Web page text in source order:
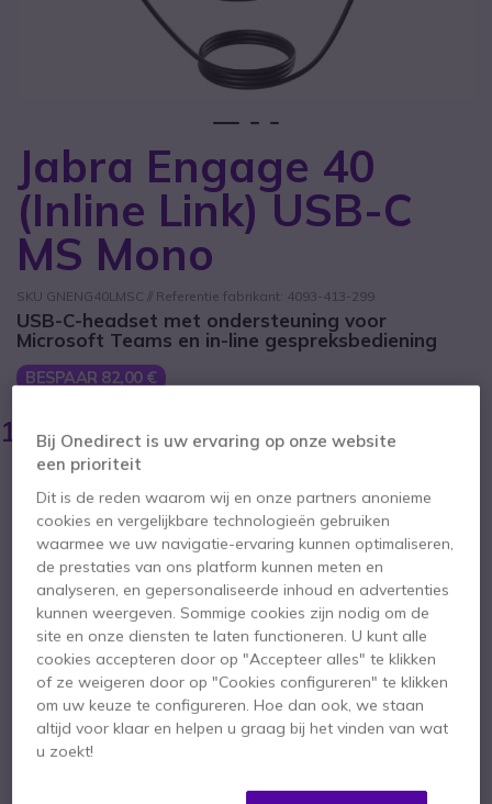
Jabra Engage 40
(Inline Link) USB-C
MS Mono
SKU GNENG40LMSC // Referentie fabrikant: 4093-413-299
USB-C-headset met ondersteuning voor
Microsoft Teams en in-line gespreksbediening
BESPAAR 82,00 €
116,95 € ex. BTW - 141,51 € incl. BTW
Aantal
IN WINKELWAGEN
OFFERTE BINNEN 4 UUR
Niet op voorraad
3 jaar Fabrieksgarantie
Ga naar het begin van de afbeeldingen-gallerij
Bij Onedirect is uw ervaring op onze website
een prioriteit
Dit is de reden waarom wij en onze partners anonieme
cookies en vergelijkbare technologieën gebruiken
waarmee we uw navigatie-ervaring kunnen optimaliseren,
de prestaties van ons platform kunnen meten en
analyseren, en gepersonaliseerde inhoud en advertenties
kunnen weergeven. Sommige cookies zijn nodig om de
site en onze diensten te laten functioneren. U kunt alle
cookies accepteren door op "Accepteer alles" te klikken
of ze weigeren door op "Cookies configureren" te klikken
om uw keuze te configureren. Hoe dan ook, we staan
altijd voor klaar en helpen u graag bij het vinden van wat
u zoekt!